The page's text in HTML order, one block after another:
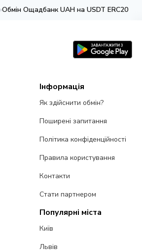
›Обмін Ощадбанк UAH на USDT ERC20
Інформація
Як здійснити обмін?
Поширені запитання
Політика конфіденційності
Правила користування
Контакти
Стати партнером
Популярні міста
Київ
Львів